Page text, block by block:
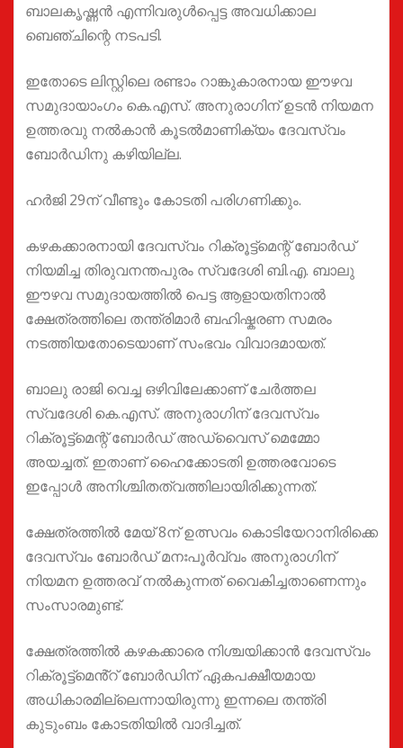
ബാലകൃഷ്ണൻ എന്നിവരുൾപ്പെട്ട അവധിക്കാല
ബെഞ്ചിന്റെ നടപടി.
ഇതോടെ ലിസ്റ്റിലെ രണ്ടാം റാങ്കുകാരനായ ഈഴവ
സമുദായാംഗം കെ.എസ്. അനുരാഗിന് ഉടൻ നിയമന
ഉത്തരവു നൽകാൻ കൂടൽമാണിക്യം ദേവസ്വം
ബോർഡിനു കഴിയില്ല.
ഹർജി 29ന് വീണ്ടും കോടതി പരിഗണിക്കും.
കഴകക്കാരനായി ദേവസ്വം റിക്രൂട്ട്മെന്റ് ബോർഡ്‌
നിയമിച്ച തിരുവനന്തപുരം സ്വദേശി ബി.എ. ബാലു
ഈഴവ സമുദായത്തിൽ പെട്ട ആളായതിനാൽ
ക്ഷേത്രത്തിലെ തന്ത്രിമാർ ബഹിഷ്കരണ സമരം
നടത്തിയതോടെയാണ് സംഭവം വിവാദമായത്.
ബാലു രാജി വെച്ച ഒഴിവിലേക്കാണ് ചേർത്തല
സ്വദേശി കെ.എസ്. അനുരാഗിന് ദേവസ്വം
റിക്രൂട്ട്മെന്റ് ബോർഡ് അഡ്വൈസ് മെമ്മോ
അയച്ചത്. ഇതാണ് ഹൈക്കോടതി ഉത്തരവോടെ
ഇപ്പോൾ അനിശ്ചിതത്വത്തിലായിരിക്കുന്നത്.
ക്ഷേത്രത്തിൽ മേയ് 8ന് ഉത്സവം കൊടിയേറാനിരിക്കെ
ദേവസ്വം ബോർഡ് മനഃപൂർവ്വം അനുരാഗിന്
നിയമന ഉത്തരവ് നൽകുന്നത് വൈകിച്ചതാണെന്നും
സംസാരമുണ്ട്.
ക്ഷേത്രത്തിൽ കഴകക്കാരെ നിശ്ചയിക്കാൻ ദേവസ്വം
റിക്രൂട്ട്മെൻ്റ് ബോർഡിന് ഏകപക്ഷീയമായ
അധികാരമില്ലെന്നായിരുന്നു ഇന്നലെ തന്ത്രി
കുടുംബം കോടതിയിൽ വാദിച്ചത്.